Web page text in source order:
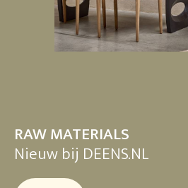
RAW MATERIALS
Nieuw bij DEENS.NL